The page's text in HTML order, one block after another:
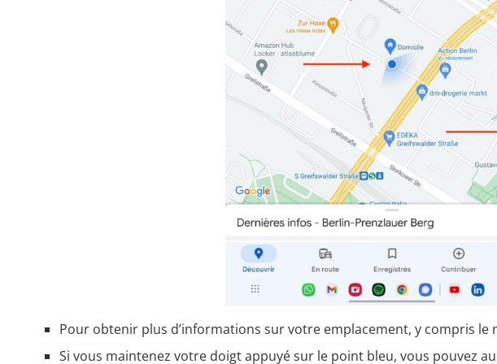
Pour obtenir plus d’informations sur votre emplacement, y compris le
Si vous maintenez votre doigt appuyé sur le point bleu, vous pouvez